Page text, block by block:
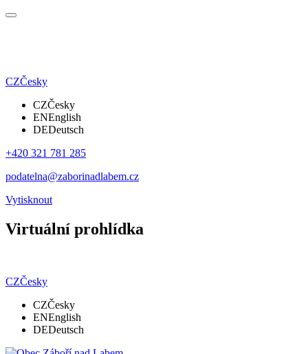
CZČesky
CZČesky
ENEnglish
DEDeutsch
+420 321 781 285
podatelna@zaborinadlabem.cz
Vytisknout
Virtuální prohlídka
CZČesky
CZČesky
ENEnglish
DEDeutsch